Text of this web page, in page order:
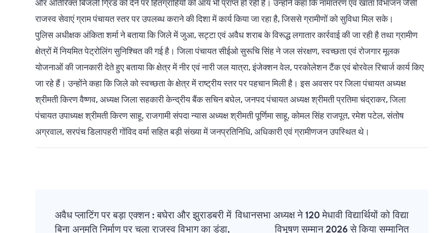
और अतिरिक्त बिजली ग्रिड को देने पर हितग्राहियों को आय भी प्राप्त हो रही है। उन्होंने कहा कि नामांतरण एवं खाता विभाजन जैसी
राजस्व सेवाएं ग्राम पंचायत स्तर पर उपलब्ध कराने की दिशा में कार्य किया जा रहा है, जिससे ग्रामीणों को सुविधा मिल सके।
पुलिस अधीक्षक अंकिता शर्मा ने बताया कि जिले में जुआ, सट्टा एवं अवैध शराब के विरूद्ध लगातार कार्रवाई की जा रही है तथा ग्रामीण
क्षेत्रों में नियमित पेट्रोलिंग सुनिश्चित की गई है। जिला पंचायत सीईओ सुरूचि सिंह ने जल संरक्षण, स्वच्छता एवं रोजगार मूलक
योजनाओं की जानकारी देते हुए बताया कि क्षेत्र में नीर एवं नारी जल यात्रा, इंजेक्शन वेल, परकोलेशन टैंक एवं बोरवेल रिचार्ज कार्य किए
जा रहे हैं। उन्होंने कहा कि जिले को स्वच्छता के क्षेत्र में राष्ट्रीय स्तर पर पहचान मिली है। इस अवसर पर जिला पंचायत अध्यक्ष
श्रीमती किरण वैष्णव, अध्यक्ष जिला सहकारी केन्द्रीय बैंक सचिन बघेल, जनपद पंचायत अध्यक्ष श्रीमती प्रतिमा चंद्राकर, जिला
पंचायत उपाध्यक्ष श्रीमती किरण साहू, राजगामी संपदा न्यास अध्यक्ष श्रीमती पूर्णिमा साहू, कोमल सिंह राजपूत, रमेश पटेल, संतोष
अग्रवाल, सरपंच डिलापहरी गोंविद वर्मा सहित बड़ी संख्या में जनप्रतिनिधि, अधिकारी एवं ग्रामीणजन उपस्थित थे।
Navigation
अवैध प्लाटिंग पर बड़ा एक्शन : बघेरा और झुराडबरी में
बिना अनुमति निर्माण पर चला राजस्व विभाग का डंडा,
विधानसभा अध्यक्ष ने 120 मेधावी विद्यार्थियों को विद्या
विभूषण सम्मान 2026 से किया सम्मानित